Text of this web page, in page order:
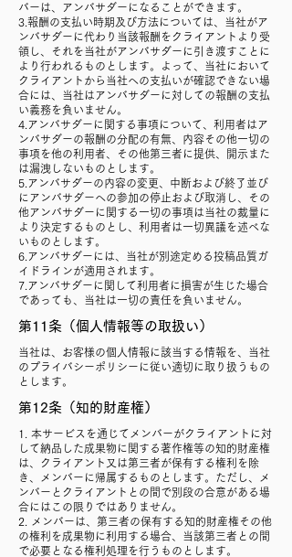
バーは、アンバサダーになることができます。
3.報酬の支払い時期及び方法については、当社がア
ンバサダーに代わり当該報酬をクライアントより受
領し、それを当社がアンバサダーに引き渡すことに
より行われるものとします。よって、当社において
クライアントから当社への支払いが確認できない場
合には、当社はアンバサダーに対しての報酬の支払
い義務を負いません。
4.アンバサダーに関する事項について、利用者はア
ンバサダーの報酬の分配の有無、内容その他一切の
事項を他の利用者、その他第三者に提供、開示また
は漏洩しないものとします。
5.アンバサダーの内容の変更、中断および終了並び
にアンバサダーへの参加の停止および取消し、その
他アンバサダーに関する一切の事項は当社の裁量に
より決定するものとし、利用者は一切異議を述べな
いものとします。
6.アンバサダーには、当社が別途定める投稿品質ガ
イドラインが適用されます。
7.アンバサダーに関して利用者に損害が生じた場合
であっても、当社は一切の責任を負いません。
第11条（個人情報等の取扱い）
当社は、お客様の個人情報に該当する情報を、当社
のプライバシーポリシーに従い適切に取り扱うもの
とします。
第12条（知的財産権）
1. 本サービスを通じてメンバーがクライアントに対
して納品した成果物に関する著作権等の知的財産権
は、クライアント又は第三者が保有する権利を除
き、メンバーに帰属するものとします。ただし、メ
ンバーとクライアントとの間で別段の合意がある場
合にはこの限りではありません。
2. メンバーは、第三者の保有する知的財産権その他
の権利を成果物に利用する場合、当該第三者との間
で必要となる権利処理を行うものとします。